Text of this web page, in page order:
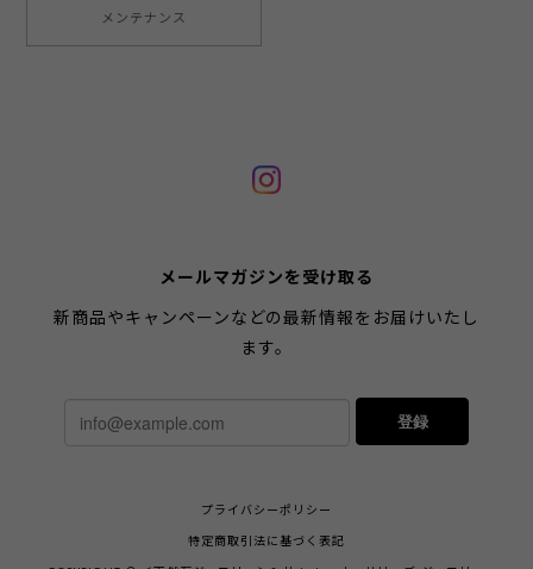
メンテナンス
メールマガジンを受け取る
新商品やキャンペーンなどの最新情報をお届けいたし
ます。
登録
プライバシーポリシー
特定商取引法に基づく表記